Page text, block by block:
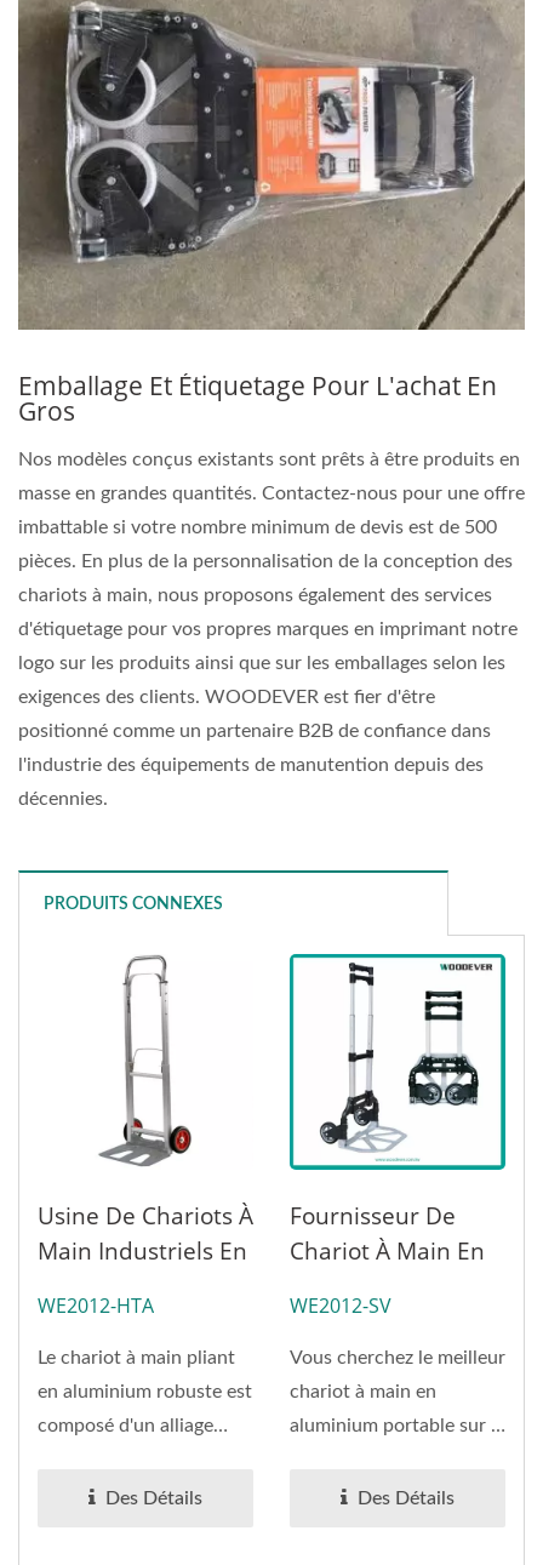
Emballage Et Étiquetage Pour L'achat En
Gros
Nos modèles conçus existants sont prêts à être produits en
masse en grandes quantités. Contactez-nous pour une offre
imbattable si votre nombre minimum de devis est de 500
pièces. En plus de la personnalisation de la conception des
chariots à main, nous proposons également des services
d'étiquetage pour vos propres marques en imprimant notre
logo sur les produits ainsi que sur les emballages selon les
exigences des clients. WOODEVER est fier d'être
positionné comme un partenaire B2B de confiance dans
l'industrie des équipements de manutention depuis des
décennies.
PRODUITS CONNEXES
Usine De Chariots À
Main Industriels En
120 Kg)
WE2012-HTA
Le chariot à main pliant
en aluminium robuste est
composé d'un alliage
Des Détails
Fournisseur De
Chariot À Main En
(Charge 75 Kg)
WE2012-SV
Vous cherchez le meilleur
chariot à main en
aluminium portable sur le
Des Détails